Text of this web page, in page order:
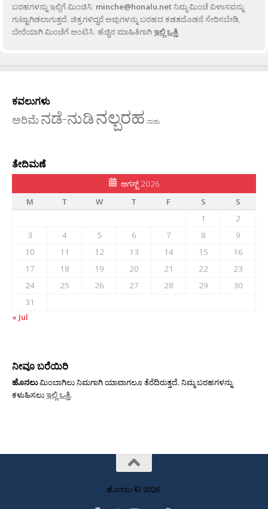
ಬರಹಗಳನ್ನು ಇಲ್ಲಿಗೆ ಮಿಂಚಿಸಿ: minche@honalu.netನಿಮ್ಮ ಮಿಂಚೆ ವಿಳಾಸವನ್ನು
ಗುಟ್ಟಾಗಿಡಲಾಗುತ್ತದೆ. ಚಿತ್ರಗಳಿದ್ದರೆ ಅವುಗಳನ್ನು ಬರಹದ ಕಡತದೊಡನೆ ಸೇರಿಸಬೇಡಿ,
ಬೇರೆಯಾಗಿ ಮಿಂಚೆಗೆ ಅಂಟಿಸಿ. ಹೆಚ್ಚಿನ ಮಾಹಿತಿಗಾಗಿಇಲ್ಲಿ ಒತ್ತಿ.
ಕವಲುಗಳು
ಅರಿಮೆನಡೆ-ನುಡಿನಲ್ಬರಹ ನಾಡು
ತೇದಿಮಣೆ
ಆಗಸ್ಟ್ 2026
M
T W T F S
S
1
2
3
4 5 6 7 8
9
10
11 12 13 14 15
16
17
18 19 20 21 22
23
24
25 26 27 28 29
30
31
« Jul
ನೀವೂ ಬರೆಯಿರಿ
ಹೊನಲುಮಿಂಬಾಗಿಲು ನಿಮಗಾಗಿ ಯಾವಾಗಲೂ ತೆರೆದಿರುತ್ತದೆ. ನಿಮ್ಮ ಬರಹಗಳನ್ನು
ಕಳುಹಿಸಲುಇಲ್ಲಿ ಒತ್ತಿ.
ಹೊನಲು © 2026.